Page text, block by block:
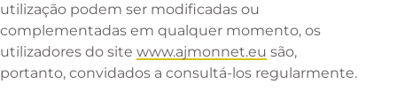
utilização podem ser modificadas ou
complementadas em qualquer momento, os
utilizadores do site www.ajmonnet.eu são,
portanto, convidados a consultá-los regularmente.